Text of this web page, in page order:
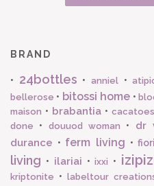
BRAND
• 24bottles • anniel•
bellerose • bitossi home •
maison • brabantia• cacatoes
done • douuod woman • dr
durance • ferm living •
living • ilariai •ixxi •
kriptonite •labeltour